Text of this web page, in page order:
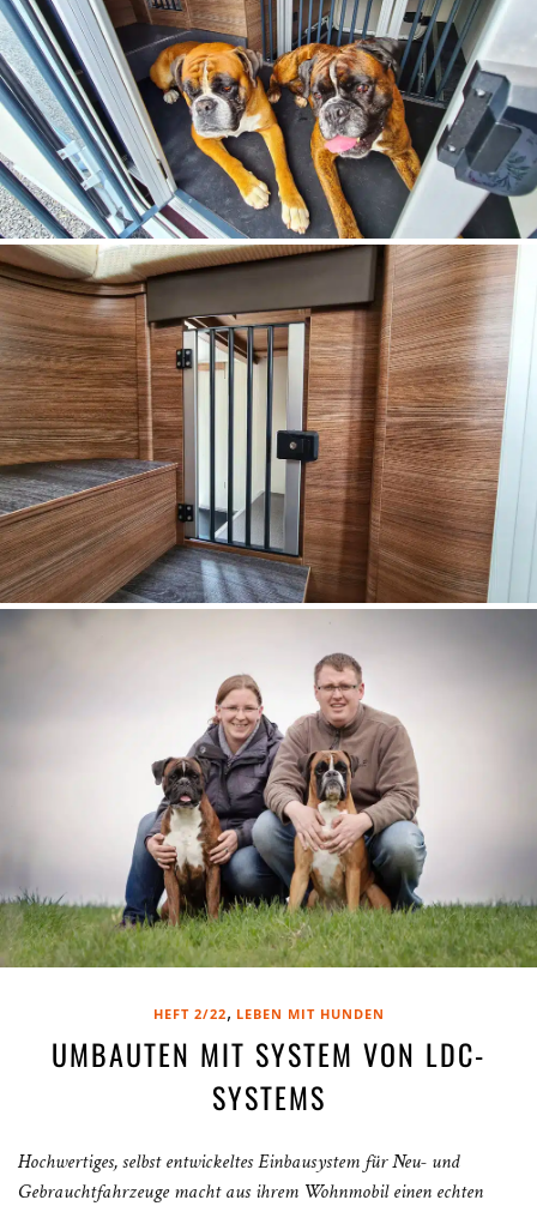
HEFT 2/22, LEBEN MIT HUNDEN
UMBAUTEN MIT SYSTEM VON LDC-
SYSTEMS
Hochwertiges, selbst entwickeltes Einbausystem für Neu- und
Gebrauchtfahrzeuge macht aus ihrem Wohnmobil einen echten